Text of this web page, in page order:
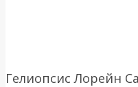
Гелиопсис Лорейн